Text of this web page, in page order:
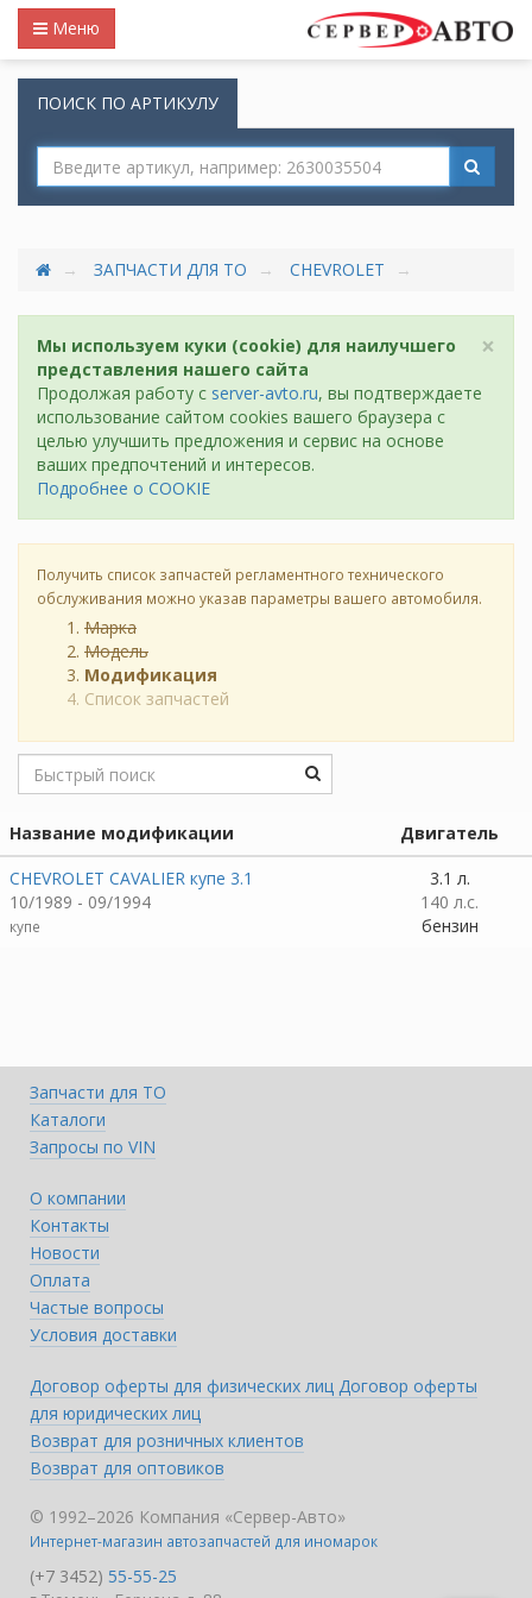
Меню
ПОИСК ПО АРТИКУЛУ
ЗАПЧАСТИ ДЛЯ ТО CHEVROLET
×
Мы используем куки (cookie) для наилучшего
представления нашего сайта
Продолжая работу с server-avto.ru, вы подтверждаете
использование сайтом cookies вашего браузера с
целью улучшить предложения и сервис на основе
ваших предпочтений и интересов.
Подробнее о COOKIE
Получить список запчастей регламентного технического
обслуживания можно указав параметры вашего автомобиля.
Марка
Модель
Модификация
Список запчастей
Название модификации
Двигатель
CHEVROLET CAVALIER купе 3.1
10/1989 - 09/1994
купе
3.1 л.
140 л.с.
бензин
Запчасти для ТО
Каталоги
Запросы по VIN
О компании
Контакты
Новости
Оплата
Частые вопросы
Условия доставки
Договор оферты для физических лиц Договор оферты
для юридических лиц
Возврат для розничных клиентов
Возврат для оптовиков
© 1992–2026 Компания «Сервер-Авто»
Интернет-магазин автозапчастей для иномарок
(+7 3452) 55-55-25